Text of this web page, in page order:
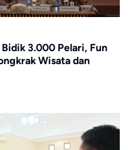
3.000 Pelari, Fun
Wisata dan